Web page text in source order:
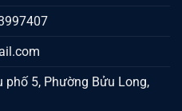
phố 5, Phường Bửu Long,